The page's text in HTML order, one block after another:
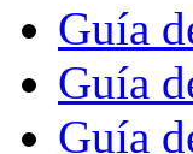
Guía
Guía
Guía